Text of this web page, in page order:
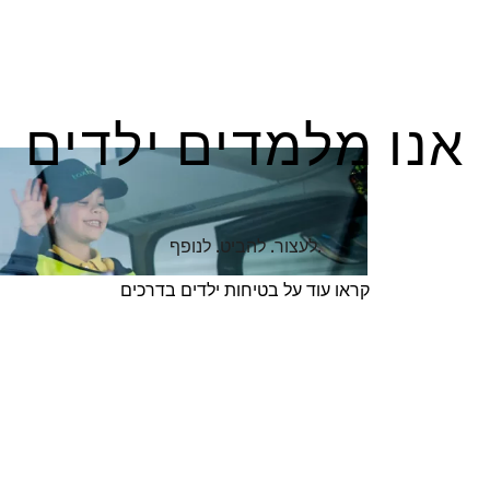
אנו מלמדים ילדים
.לעצור. להביט. לנופף
קראו עוד על בטיחות ילדים בדרכים